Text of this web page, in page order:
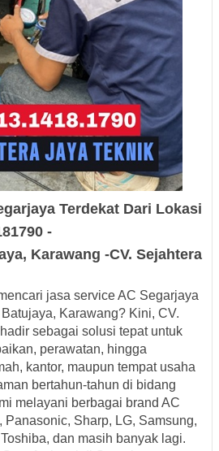
Terdekat Dari Lokasi
-
Karawang -CV. Sejahtera
jasa service AC Segarjaya
Karawang? Kini, CV.
sebagai solusi tepat untuk
perawatan, hingga
kantor, maupun tempat usaha
bertahun-tahun di bidang
melayani berbagai brand AC
Sharp, LG, Samsung,
dan masih banyak lagi.